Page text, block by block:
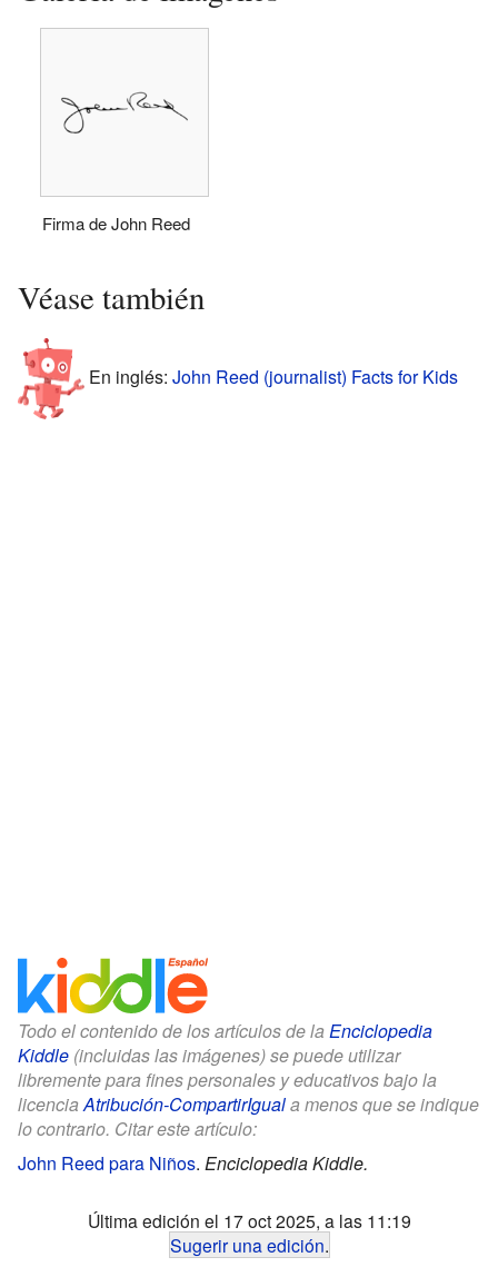
Firma de John Reed
Véase también
En inglés: John Reed (journalist) Facts for Kids
Todo el contenido de los artículos de la Enciclopedia
Kiddle (incluidas las imágenes) se puede utilizar
libremente para fines personales y educativos bajo la
licencia Atribución-CompartirIguala menos que se indique
lo contrario. Citar este artículo:
John Reed para Niños. Enciclopedia Kiddle.
Última edición el 17 oct 2025, a las 11:19
Sugerir una edición.